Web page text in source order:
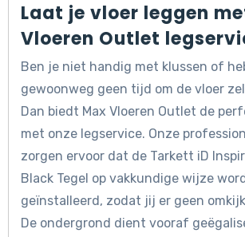
Laat je vloer leggen
Vloeren Outlet
Ben je niet handig met klussen of
gewoonweg geen tijd om de vloer
Dan biedt Max Vloeren Outlet de
met onze legservice. Onze
zorgen ervoor dat de Tarkett iD
Black Tegel op vakkundige wijze
geïnstalleerd, zodat jij er geen
De ondergrond dient vooraf